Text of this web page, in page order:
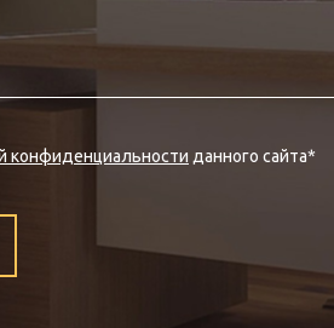
конфиденциальности данного сайта*